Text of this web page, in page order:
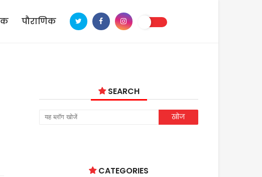
पौराणिक
SEARCH
CATEGORIES